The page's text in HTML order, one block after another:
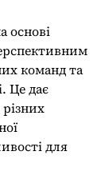
основі
команд та
Це дає
для